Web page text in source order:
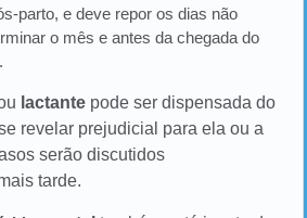
parto, e deve repor os dias não
o mês e antes da chegada do
.
lactante pode ser dispensada do
revelar prejudicial para ela ou a
serão discutidos
tarde.